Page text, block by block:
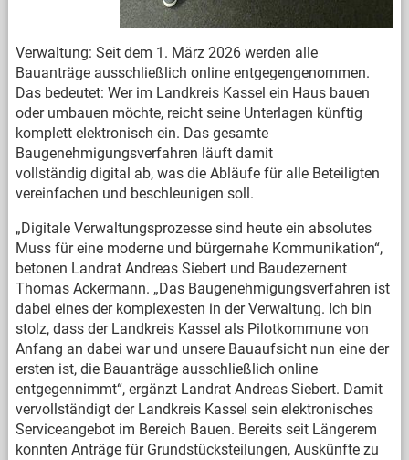
Verwaltung: Seit dem 1. März 2026 werden alle
Bauanträge ausschließlich online entgegengenommen.
Das bedeutet: Wer im Landkreis Kassel ein Haus bauen
oder umbauen möchte, reicht seine Unterlagen künftig
komplett elektronisch ein. Das gesamte
Baugenehmigungsverfahren läuft damit
vollständig digital ab, was die Abläufe für alle Beteiligten
vereinfachen und beschleunigen soll.
„Digitale Verwaltungsprozesse sind heute ein absolutes
Muss für eine moderne und bürgernahe Kommunikation“,
betonen Landrat Andreas Siebert und Baudezernent
Thomas Ackermann. „Das Baugenehmigungsverfahren ist
dabei eines der komplexesten in der Verwaltung. Ich bin
stolz, dass der Landkreis Kassel als Pilotkommune von
Anfang an dabei war und unsere Bauaufsicht nun eine der
ersten ist, die Bauanträge ausschließlich online
entgegennimmt“, ergänzt Landrat Andreas Siebert. Damit
vervollständigt der Landkreis Kassel sein elektronisches
Serviceangebot im Bereich Bauen. Bereits seit Längerem
konnten Anträge für Grundstücksteilungen, Auskünfte zu